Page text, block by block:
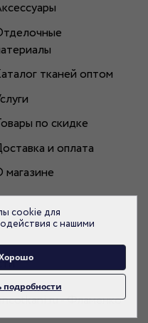
тканей оптом
по скидке
и оплата
- Фламенко
cookie для
с нашими
подробности